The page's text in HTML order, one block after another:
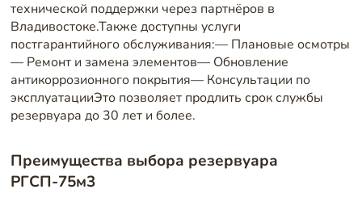
технической поддержки через партнёров в
Владивостоке.Также доступны услуги
постгарантийного обслуживания:— Плановые осмотры
— Ремонт и замена элементов— Обновление
антикоррозионного покрытия— Консультации по
эксплуатацииЭто позволяет продлить срок службы
резервуара до 30 лет и более.
Преимущества выбора резервуара
РГСП-75м3